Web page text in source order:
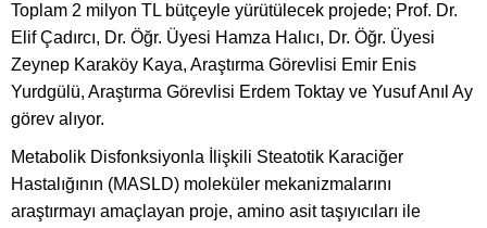
Toplam 2 milyon TL bütçeyle yürütülecek projede; Prof. Dr.
Elif Çadırcı, Dr. Öğr. Üyesi Hamza Halıcı, Dr. Öğr. Üyesi
Zeynep Karaköy Kaya, Araştırma Görevlisi Emir Enis
Yurdgülü, Araştırma Görevlisi Erdem Toktay ve Yusuf Anıl Ay
görev alıyor.
Metabolik Disfonksiyonla İlişkili Steatotik Karaciğer
Hastalığının (MASLD) moleküler mekanizmalarını
araştırmayı amaçlayan proje, amino asit taşıyıcıları ile